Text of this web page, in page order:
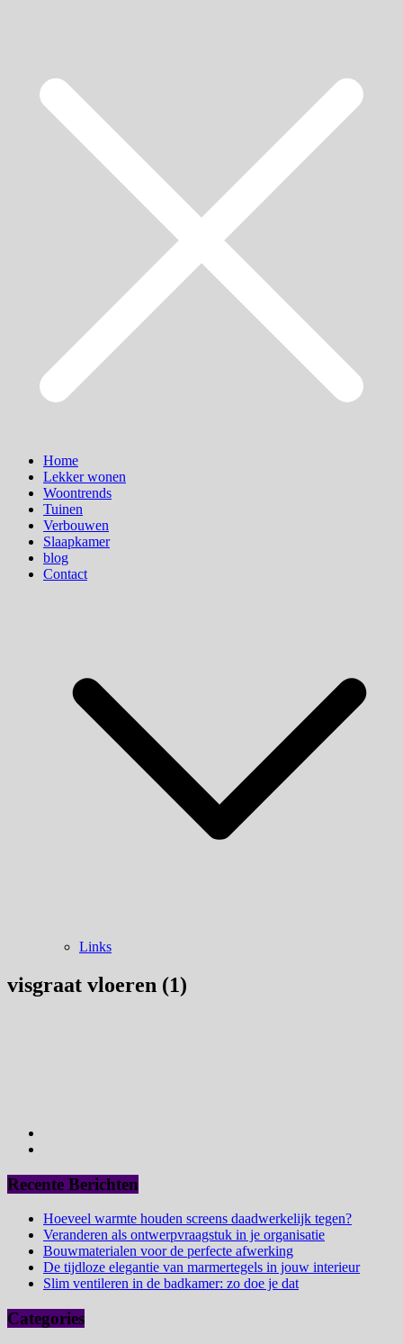
Home
Lekker wonen
Woontrends
Tuinen
Verbouwen
Slaapkamer
blog
Contact
Links
visgraat vloeren (1)
Recente Berichten
Hoeveel warmte houden screens daadwerkelijk tegen?
Veranderen als ontwerpvraagstuk in je organisatie
Bouwmaterialen voor de perfecte afwerking
De tijdloze elegantie van marmertegels in jouw interieur
Slim ventileren in de badkamer: zo doe je dat
Categories